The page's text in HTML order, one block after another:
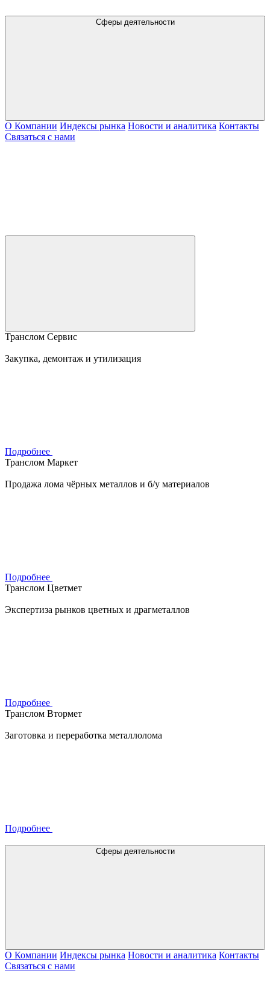
Сферы деятельности
О Компании Индексы рынка Новости и аналитика Контакты
Связаться с нами
Транслом Сервис
Закупка, демонтаж и утилизация
Подробнее
Транслом Маркет
Продажа лома чёрных металлов и б/у материалов
Подробнее
Транслом Цветмет
Экспертиза рынков цветных и драгметаллов
Подробнее
Транслом Втормет
Заготовка и переработка металлолома
Подробнее
Сферы деятельности
О Компании Индексы рынка Новости и аналитика Контакты
Связаться с нами